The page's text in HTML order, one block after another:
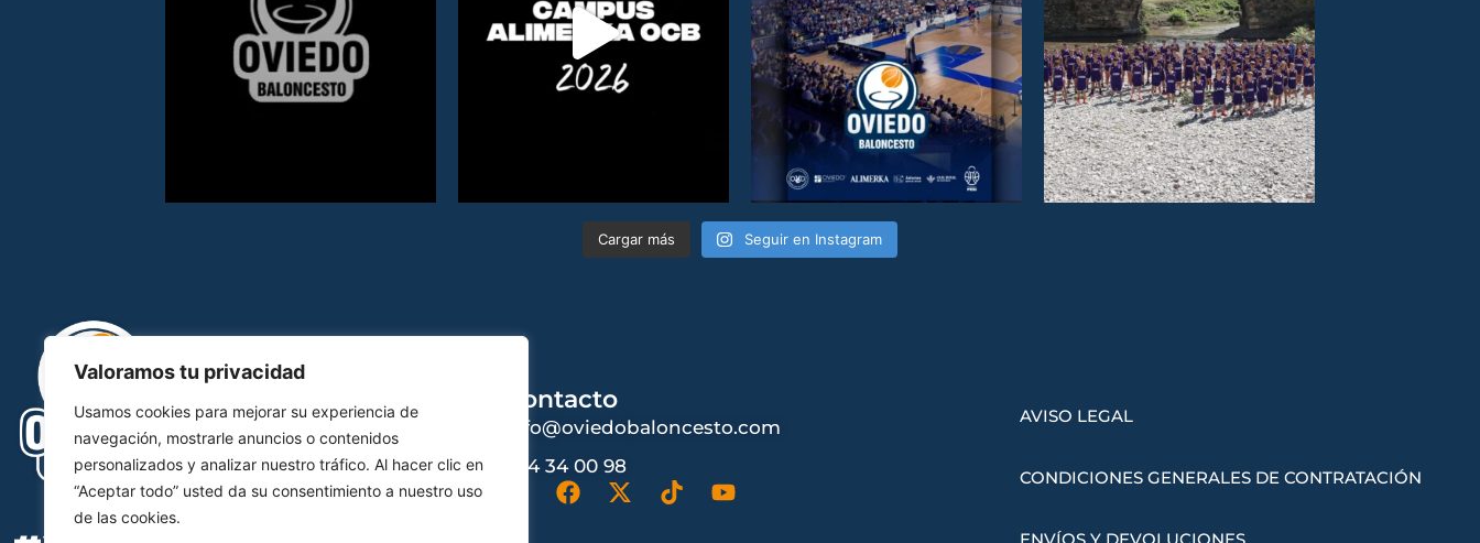
Valoramos tu privacidad
Usamos cookies para mejorar su experiencia de
navegación, mostrarle anuncios o contenidos
personalizados y analizar nuestro tráfico. Al hacer clic en
“Aceptar todo” usted da su consentimiento a nuestro uso
de las cookies.
Cargar más Seguir en Instagram
Contacto
info@oviedobaloncesto.com
984 34 00 98
AVISO LEGAL
CONDICIONES GENERALES DE CONTRATACIÓN